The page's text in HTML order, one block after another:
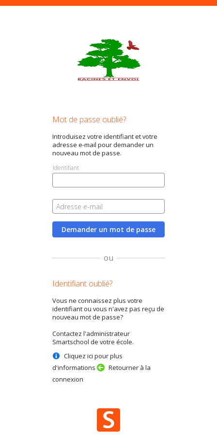
Mot de passe oublié?
Introduisez votre identifiant et votre
adresse e-mail pour demander un
nouveau mot de passe.
Identifiant
Adresse e-mail
Demander un mot de passe
ou
Identifiant oublié?
Vous ne connaissez plus votre
identifiant ou vous n'avez pas reçu de
nouveau mot de passe?
Contactez l'administrateur
Smartschool de votre école.
Cliquez ici pour plus
d'informations
Retourner à la
connexion